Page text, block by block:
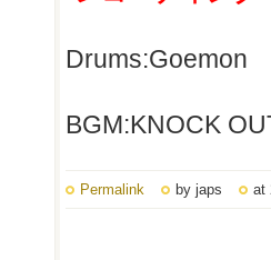
Drums:Goemon
BGM:KNOCK
Permalink by japs at